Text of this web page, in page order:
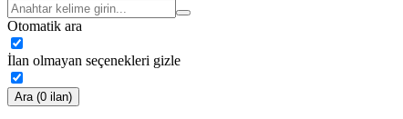
Otomatik ara
İlan olmayan seçenekleri gizle
Ara (0 ilan)